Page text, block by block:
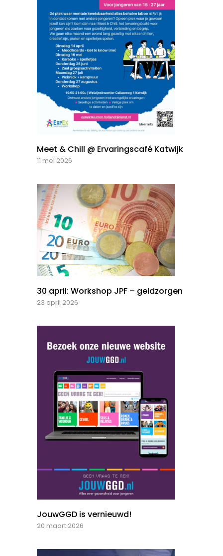
Meet & Chill @ Ervaringscafé Katwijk
11 mei 2026
30 april: Workshop JPF – geldzorgen
23 april 2026
JouwGGD is vernieuwd!
20 maart 2026